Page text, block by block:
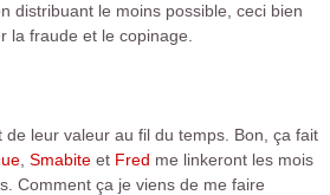
distribuant le moins possible, ceci bien
la fraude et le copinage.
leur valeur au fil du temps. Bon, ça fait
, SmabiteetFred me linkeront les mois
Comment ça je viens de me faire